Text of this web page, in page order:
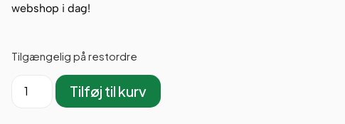
webshop i dag!
Tilgængelig på restordre
Tilføj til kurv